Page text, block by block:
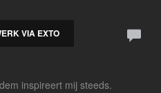
VIA EXTO
inspireert mij steeds.